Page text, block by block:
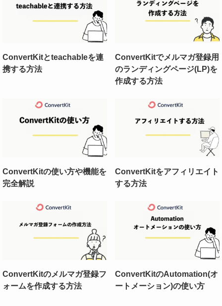
ConvertKitとteachableを連
携する方法
ConvertKitでメルマガ登録用
のランディングページ(LP)を
作成する方法
ConvertKitの使い方や機能を
完全解説
ConvertKitをアフィリエイト
する方法
ConvertKitのメルマガ登録フ
ォームを作成する方法
ConvertKitのAutomation(オ
ートメーション)の使い方